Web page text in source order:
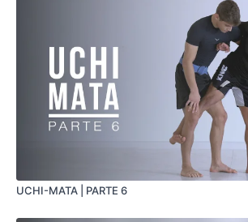
UCHI-MATA | PARTE 6